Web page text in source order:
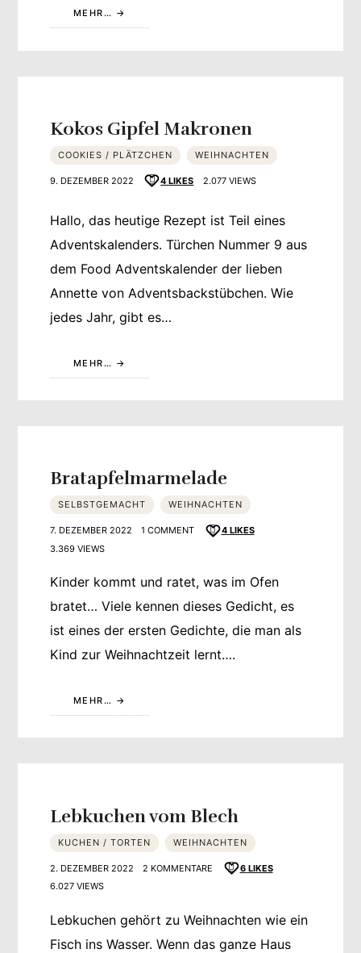
MEHR…
Kokos Gipfel Makronen
COOKIES / PLÄTZCHEN WEIHNACHTEN
9. DEZEMBER 2022 4 LIKES 2.077 VIEWS
Hallo, das heutige Rezept ist Teil eines
Adventskalenders. Türchen Nummer 9 aus
dem Food Adventskalender der lieben
Annette von Adventsbackstübchen. Wie
jedes Jahr, gibt es…
MEHR…
Bratapfelmarmelade
SELBSTGEMACHT WEIHNACHTEN
7. DEZEMBER 2022 1 COMMENT 4 LIKES
3.369 VIEWS
Kinder kommt und ratet, was im Ofen
bratet… Viele kennen dieses Gedicht, es
ist eines der ersten Gedichte, die man als
Kind zur Weihnachtzeit lernt….
MEHR…
Lebkuchen vom Blech
KUCHEN / TORTEN WEIHNACHTEN
2. DEZEMBER 2022 2 KOMMENTARE 6 LIKES
6.027 VIEWS
Lebkuchen gehört zu Weihnachten wie ein
Fisch ins Wasser. Wenn das ganze Haus